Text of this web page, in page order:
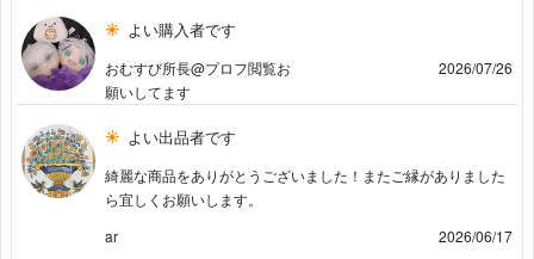
よい購入者です
おむすび所長@プロフ閲覧お
願いしてます
2026/07/26
よい出品者です
綺麗な商品をありがとうございました！またご縁がありました
ら宜しくお願いします。
ar
2026/06/17